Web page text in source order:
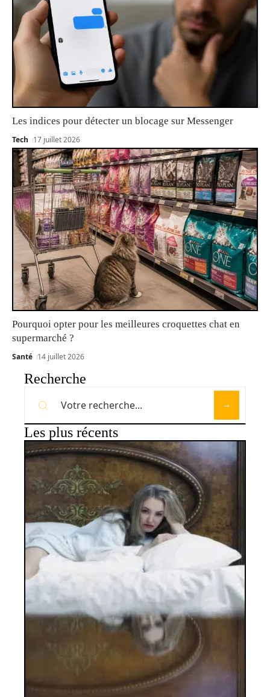
Les indices pour détecter un blocage sur Messenger
Tech 17 juillet 2026
Pourquoi opter pour les meilleures croquettes chat en
supermarché ?
Santé 14 juillet 2026
Recherche
Les plus récents